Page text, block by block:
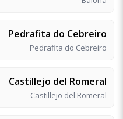
Pedrafita do Cebreiro
Pedrafita do Cebreiro
Castillejo del Romeral
Castillejo del Romeral